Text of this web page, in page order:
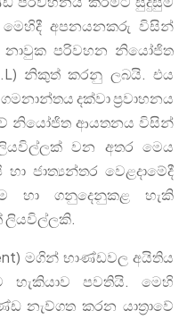
අපනයනකරු විසින්
නාවුක පරිවහන නියෝජිත
නිකුත් කරනු ලබයි. එය
දක්වා ප්‍රවාහනය
නියෝජිත ආයතනය විසින්
වන අතර මෙය
ජාත්‍යන්තර වෙළදාමේදී
හා ගනුදෙනුකළ හැකි
ලියවිල්ලකි.
මගින් භාණ්ඩවල අයිතිය
හැකියාව පවතියි. මෙහි
කරන යාත්‍රාවේ